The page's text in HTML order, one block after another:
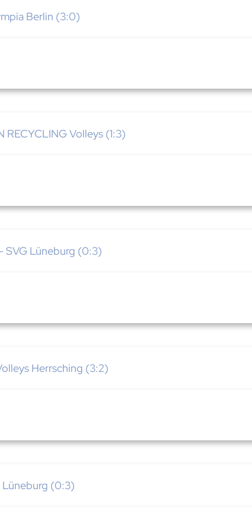
Berlin (3:0)
RECYCLING Volleys (1:3)
SVG Lüneburg (0:3)
Herrsching (3:2)
Lüneburg (0:3)